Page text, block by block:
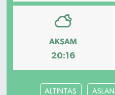
AKŞAM
20:16
ALTINTAŞ